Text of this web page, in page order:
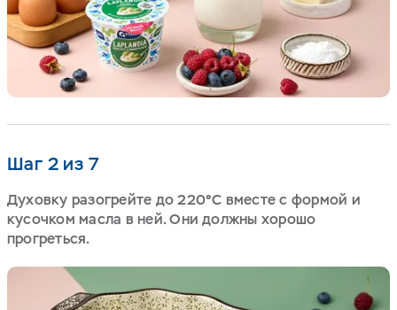
Шаг 2 из 7
Духовку разогрейте до 220°С вместе с формой и
кусочком масла в ней. Они должны хорошо
прогреться.